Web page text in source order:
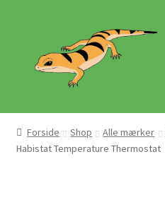
navigation
indhold
Hjem
Butik
Forside Shop Alle mærker
Habistat Temperature Thermostat